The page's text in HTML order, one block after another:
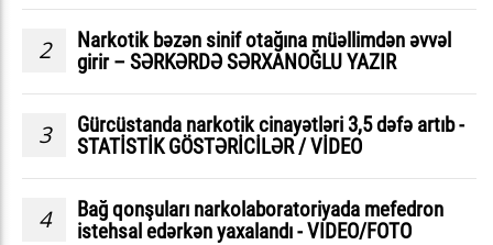
2
Narkotik bəzən sinif otağına müəllimdən əvvəl
girir – SƏRKƏRDƏ SƏRXANOĞLU YAZIR
3
Gürcüstanda narkotik cinayətləri 3,5 dəfə artıb -
STATİSTİK GÖSTƏRİCİLƏR / VİDEO
4
Bağ qonşuları narkolaboratoriyada mefedron
istehsal edərkən yaxalandı - VIDEO/FOTO